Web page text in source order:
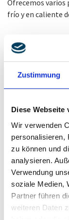
Zustimmung
Diese Webseite
Wir verwenden
personalisieren,
zu können und
analysieren.
Verwendung
soziale Medien,
Partner führen
weiteren Daten
Ofrecemos varios
frío y en caliente
Tratamientos
Utilizamos
para reducir las
tras las
Montaje
Las tapas y los
en este caso, los
exteriores y se